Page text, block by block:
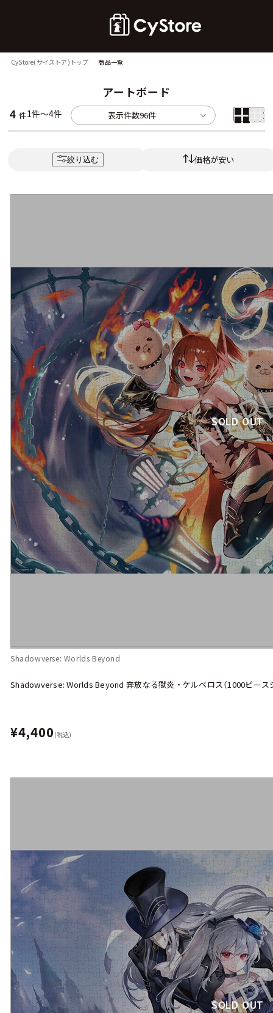
CyStore(サイストア)トップ 商品一覧
アートボード
4 件1件～4件 表示件数96件
絞り込む 価格が安い
SOLD OUT
Shadowverse: Worlds Beyond
Shadowverse: Worlds Beyond 奔放なる獄炎・ケルベロス（1000ピース
¥4,400 (税込)
SOLD OUT